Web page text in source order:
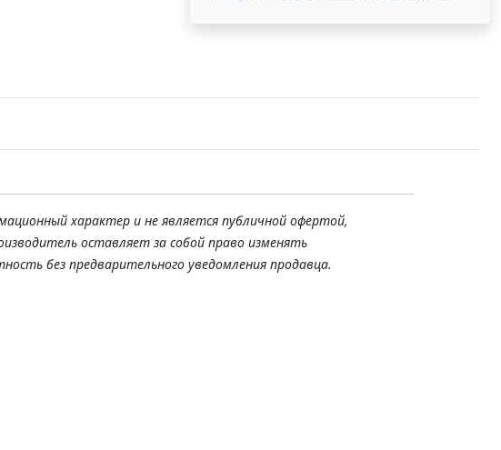
характер и не является публичной офертой,
оставляет за собой право изменять
без предварительного уведомления продавца.